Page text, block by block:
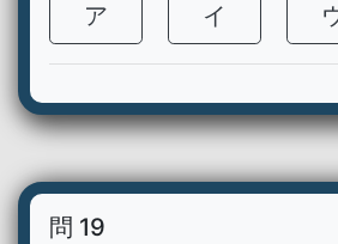
ア イ
問 19